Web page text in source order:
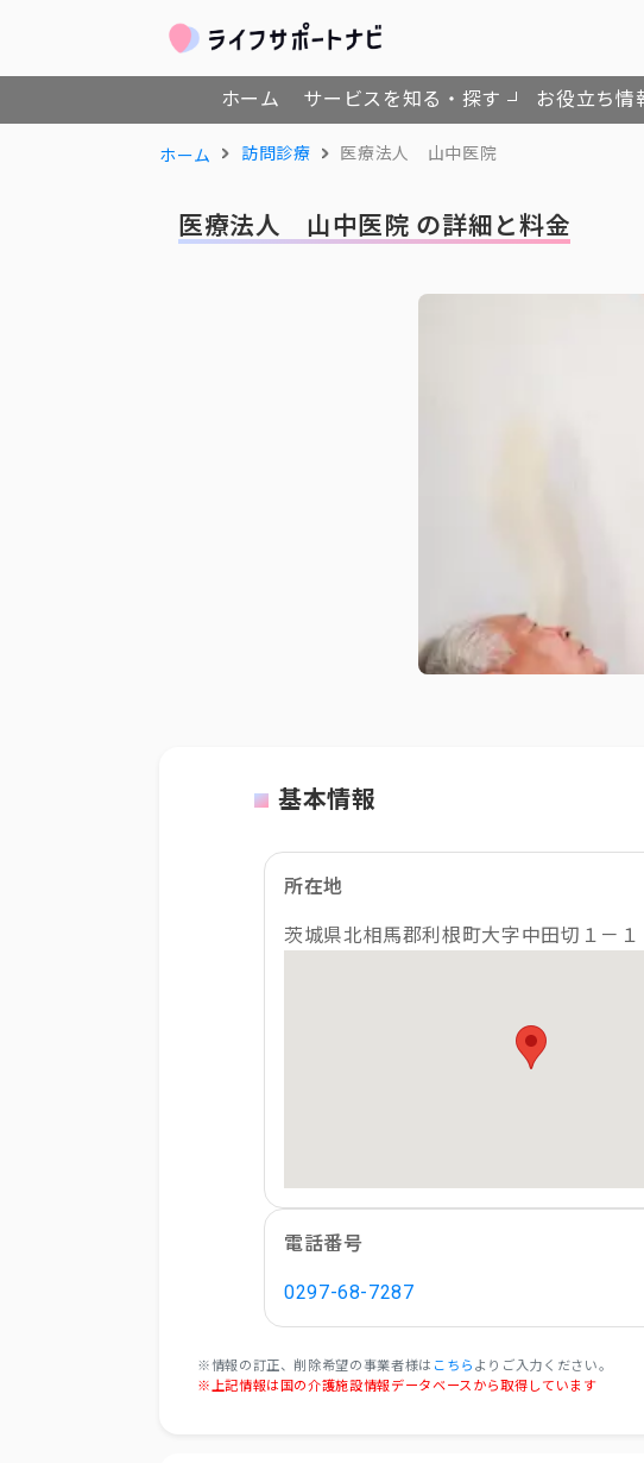
ホーム サービスを知る・探す お役立ち情
ホーム 訪問診療 医療法人 山中医院
医療法人 山中医院 の詳細と料金
基本情報
所在地
茨城県北相馬郡利根町大字中田切１－１
電話番号
0297-68-7287
※情報の訂正、削除希望の事業者様は こちら よりご入力ください。
※上記情報は国の介護施設情報データベースから取得しています